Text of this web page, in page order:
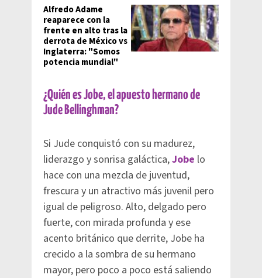
Alfredo Adame
reaparece con la
frente en alto tras la
derrota de México vs
Inglaterra: "Somos
potencia mundial"
¿Quién es Jobe, el apuesto hermano de
Jude Bellinghman?
Si Jude conquistó con su madurez,
liderazgo y sonrisa galáctica,Jobe lo
hace con una mezcla de juventud,
frescura y un atractivo más juvenil pero
igual de peligroso. Alto, delgado pero
fuerte, con mirada profunda y ese
acento británico que derrite, Jobe ha
crecido a la sombra de su hermano
mayor, pero poco a poco está saliendo